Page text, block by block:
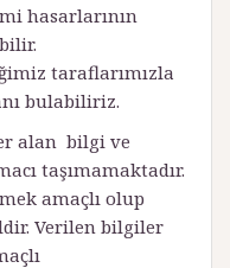
hasarlarının
taraflarımızla
bulabiliriz.
alan bilgi ve
taşımamaktadır.
amaçlı olup
Verilen bilgiler